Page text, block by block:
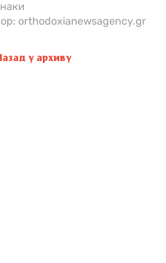
orthodoxianewsagency.gr
у архиву